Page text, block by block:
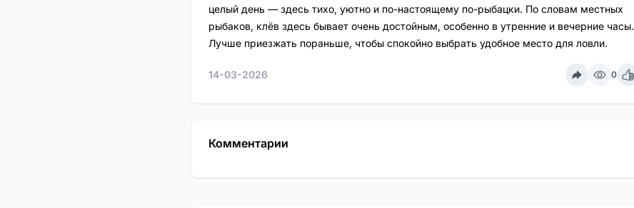
целый день — здесь тихо, уютно и по-настоящему по-рыбацки. По словам местных
рыбаков, клёв здесь бывает очень достойным, особенно в утренние и вечерние часы.
Лучше приезжать пораньше, чтобы спокойно выбрать удобное место для ловли.
14-03-2026 0
Комментарии